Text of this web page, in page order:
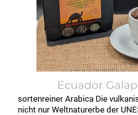
Ecuador
sortenreiner Arabica Die
nicht nur Weltnaturerbe der